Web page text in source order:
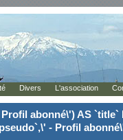
abonné\') AS `title`
- Profil
Divers L'association